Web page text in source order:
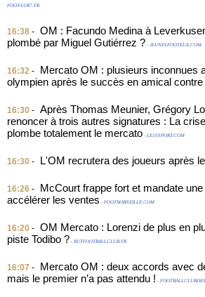
FOOT-SUR7.FR
16:38 - OM : Facundo Medina à
plombé par Miguel Gutiérrez ? - JEUNESFOOTEUX.COM
16:32 -
Mercato OM : plusieurs inconnues
olympien après le succès en amical
16:30 - Après Thomas Meunier, Grégory
renoncer à trois autres signatures : La
plombe totalement le mercato - LE10SPORT.COM
16:30 - L'OM recrutera des joueurs après
16:26 -
McCourt frappe fort et mandate
accélérer les ventes - FOOTMARSEILLE.COM
16:20 - OM Mercato : Lorenzi de plus en
piste Todibo ? - BUTFOOTBALLCLUB.FR
16:07 -
Mercato OM : deux accords avec
mais le premier n’a pas attendu ! -